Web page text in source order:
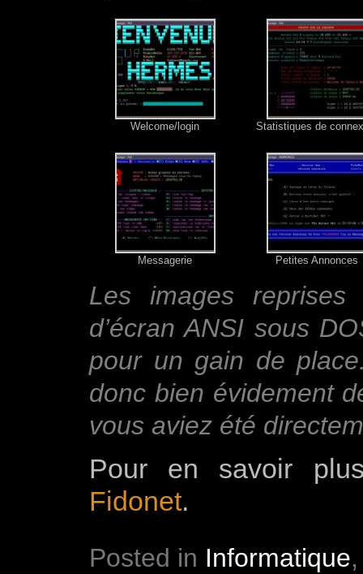
Welcome/login Statistiques de
Messagerie Petites Annonces
Les images
d’écran ANSI sous
pour un gain de
donc bien évidement
vous aviez été
Pour en savoir
Fidonet.
Posted in Informatique